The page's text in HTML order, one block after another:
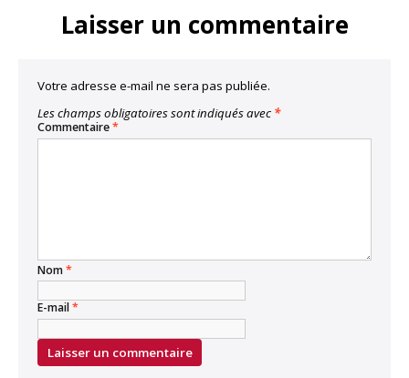
Laisser un commentaire
Votre adresse e-mail ne sera pas publiée.
Les champs obligatoires sont indiqués avec *
Commentaire*
Nom*
E-mail*